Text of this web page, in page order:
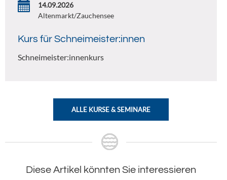
14.09.2026
Altenmarkt/Zauchensee
Kurs für Schneimeister:innen
Schneimeister:innenkurs
ALLE KURSE & SEMINARE
Diese Artikel könnten Sie interessieren